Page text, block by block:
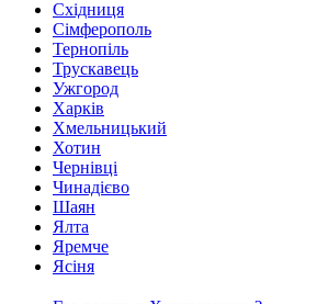
Східниця
Сімферополь
Тернопіль
Трускавець
Ужгород
Харків
Хмельницький
Хотин
Чернівці
Чинадієво
Шаян
Ялта
Яремче
Ясіня